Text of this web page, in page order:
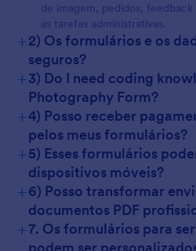
de imagem, pedidos,
as tarefas administrativas.
+2) Os formulários e os
seguros?
+3) Do I need coding
Photography Form?
+4) Posso receber
pelos meus formulários?
+5) Esses formulários
dispositivos móveis?
+6) Posso transformar
documentos PDF
+7. Os formulários para